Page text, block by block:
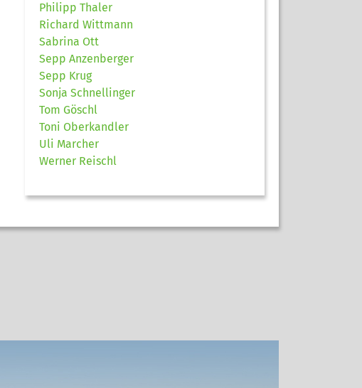
Philipp Thaler
Richard Wittmann
Sabrina Ott
Sepp Anzenberger
Sepp Krug
Sonja Schnellinger
Tom Göschl
Toni Oberkandler
Uli Marcher
Werner Reischl